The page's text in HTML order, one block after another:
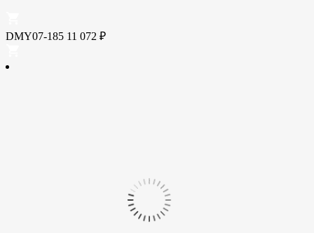
DMY07-185 11 072 ₽